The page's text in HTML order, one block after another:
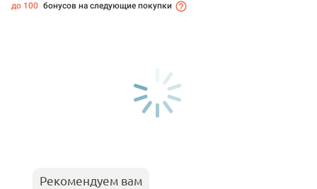
до 100 бонусов на следующие покупки
Рекомендуем вам